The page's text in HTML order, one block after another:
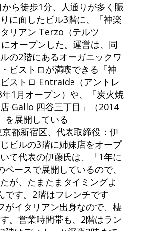
ら徒歩1分、人通りが多く賑
に面したビル3階に、「神楽
リアン Terzo（テルツ
オープンした。運営は、同
の2階にあるオーガニックワ
ビストロが満喫できる「神
ストロ Entraide（アントレ
1月オープン）や、「炭火焼
Gallo 四谷三丁目」（2014
を展開している
京都新宿区、代表取締役：伊
ビルの3階に姉妹店をオープ
て代表の伊藤氏は、「1年に
ペースで展開しているので、
が、たまたまタイミングよ
です。2階はフレンチです
がイタリアン出身なので、棲
。営業時間帯も、2階はラン